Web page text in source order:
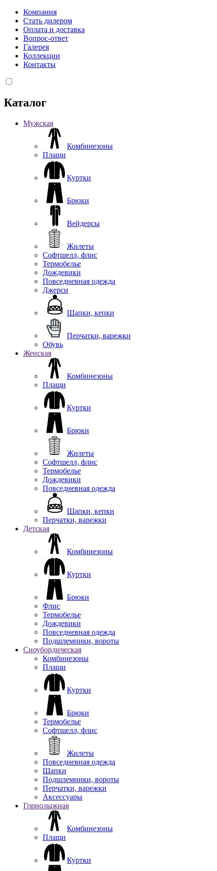
Компания
Стать дилером
Оплата и доставка
Вопрос-ответ
Галерея
Коллекции
Контакты
Каталог
Мужская
Комбинезоны
Плащи
Куртки
Брюки
Вейдерсы
Жилеты
Софтшелл, флис
Термобелье
Дождевики
Повседневная одежда
Джерси
Шапки, кепки
Перчатки, варежки
Обувь
Женская
Комбинезоны
Плащи
Куртки
Брюки
Жилеты
Софтшелл, флис
Термобелье
Дождевики
Повседневная одежда
Шапки, кепки
Перчатки, варежки
Детская
Комбинезоны
Куртки
Брюки
Флис
Термобелье
Дождевики
Повседневная одежда
Подшлемники, вороты
Сноубордическая
Комбинезоны
Плащи
Куртки
Брюки
Термобелье
Софтшелл, флис
Жилеты
Повседневная одежда
Шапки
Подшлемники, вороты
Перчатки, варежки
Аксессуары
Горнолыжная
Комбинезоны
Плащи
Куртки